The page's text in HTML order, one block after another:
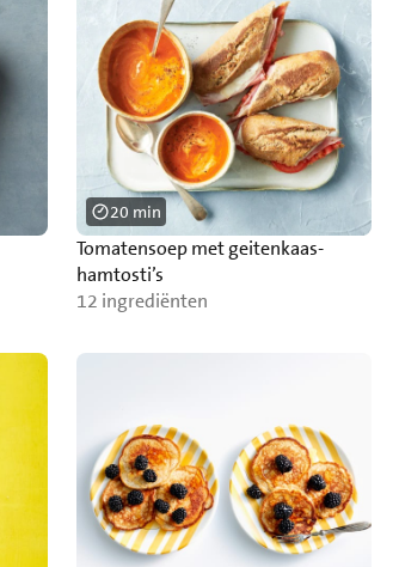
Tomatensoep met geitenkaas-
hamtosti’s
12 ingrediënten
20 min